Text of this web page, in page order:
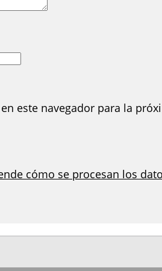
este navegador para la
cómo se procesan los